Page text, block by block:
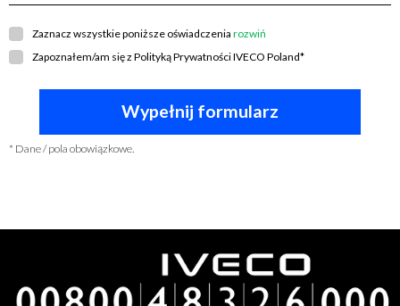
Zaznacz wszystkie poniższe oświadczenia rozwiń
Zapoznałem/am się z Polityką Prywatności IVECO Poland*
* Dane / pola obowiązkowe.